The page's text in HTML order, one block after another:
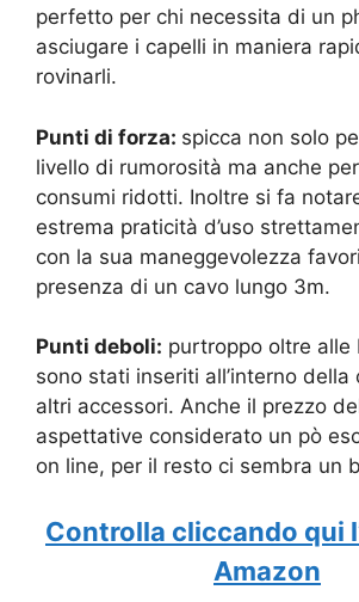
perfetto per chi necessita di un
asciugare i capelli in maniera
rovinarli.
Punti di forza: spicca non solo
livello di rumorosità ma anche
consumi ridotti. Inoltre si fa
estrema praticità d’uso
con la sua maneggevolezza
presenza di un cavo lungo 3m.
Punti deboli: purtroppo oltre alle
sono stati inseriti all’interno della
altri accessori. Anche il prezzo
aspettative considerato un pò
on line, per il resto ci sembra un
Controlla cliccando qui
Amazon